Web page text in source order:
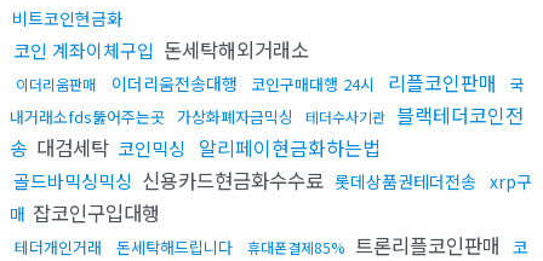
비트코인현금화
코인 계좌이체구입 돈세탁해외거래소
이더리움판매 이더리움전송대행 코인구매대행 24시 리플코인판매
국
내거래소fds뚫어주는곳 가상화폐자금믹싱 테더수사기관 블랙테더코인전
송 대검세탁 코인믹싱 알리페이현금화하는법
골드바믹싱믹싱 신용카드현금화수수료 롯데상품권테더전송 xrp구
매 잡코인구입대행
테더개인거래 돈세탁해드립니다 휴대폰결제85% 트론리플코인판매 코